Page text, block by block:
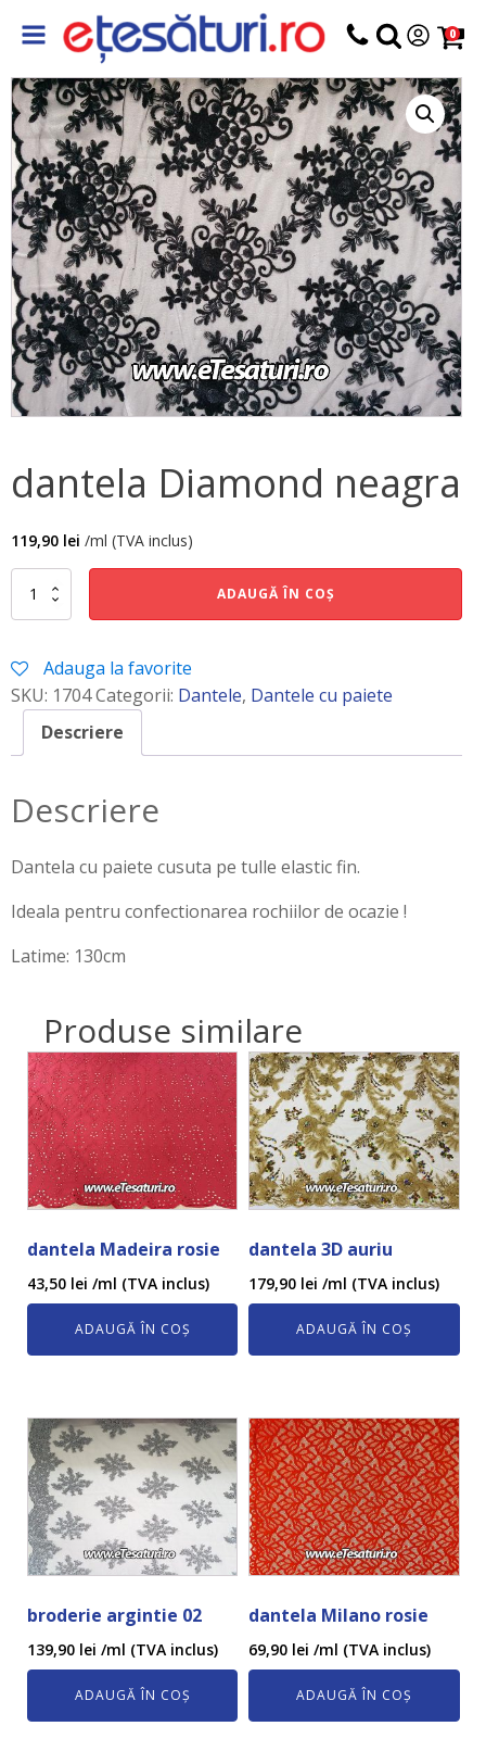
0
dantela Diamond neagra
119,90 lei /ml (TVA inclus)
Cantitate
dantela
ADAUGĂ ÎN COȘ
Adauga la favorite
SKU: 1704Categorii: Dantele, Dantele cu paiete
Descriere
Descriere
Dantela cu paiete cusuta pe tulle elastic fin.
Ideala pentru confectionarea rochiilor de ocazie !
Latime: 130cm
Produse similare
dantela Madeira rosie
43,50 lei /ml (TVA inclus)
ADAUGĂ ÎN COȘ
dantela 3D auriu
179,90 lei /ml (TVA inclus)
ADAUGĂ ÎN COȘ
broderie argintie 02
139,90 lei /ml (TVA inclus)
ADAUGĂ ÎN COȘ
dantela Milano rosie
69,90 lei /ml (TVA inclus)
ADAUGĂ ÎN COȘ